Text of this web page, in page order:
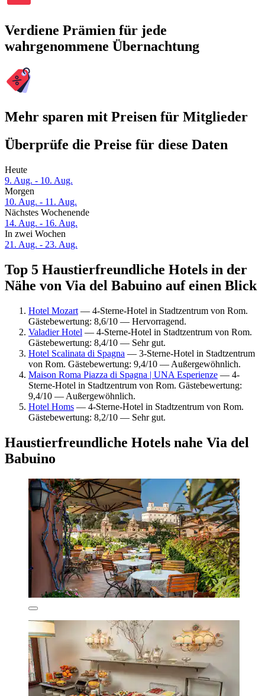
Verdiene Prämien für jede
wahrgenommene Übernachtung
Mehr sparen mit Preisen für Mitglieder
Überprüfe die Preise für diese Daten
Heute
9. Aug. - 10. Aug.
Morgen
10. Aug. - 11. Aug.
Nächstes Wochenende
14. Aug. - 16. Aug.
In zwei Wochen
21. Aug. - 23. Aug.
Top 5 Haustierfreundliche Hotels in der
Nähe von Via del Babuino auf einen Blick
Hotel Mozart — 4-Sterne-Hotel in Stadtzentrum von Rom.
Gästebewertung: 8,6/10 — Hervorragend.
Valadier Hotel — 4-Sterne-Hotel in Stadtzentrum von Rom.
Gästebewertung: 8,4/10 — Sehr gut.
Hotel Scalinata di Spagna — 3-Sterne-Hotel in Stadtzentrum
von Rom. Gästebewertung: 9,4/10 — Außergewöhnlich.
Maison Roma Piazza di Spagna | UNA Esperienze — 4-
Sterne-Hotel in Stadtzentrum von Rom. Gästebewertung:
9,4/10 — Außergewöhnlich.
Hotel Homs — 4-Sterne-Hotel in Stadtzentrum von Rom.
Gästebewertung: 8,2/10 — Sehr gut.
Haustierfreundliche Hotels nahe Via del
Babuino